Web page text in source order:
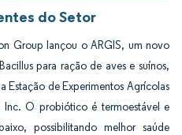
do Setor
Group lançou o ARGIS, um novo
para ração de aves e suínos,
Estação de Experimentos Agrícolas
Inc. O probiótico é termoestável e
possibilitando melhor saúde